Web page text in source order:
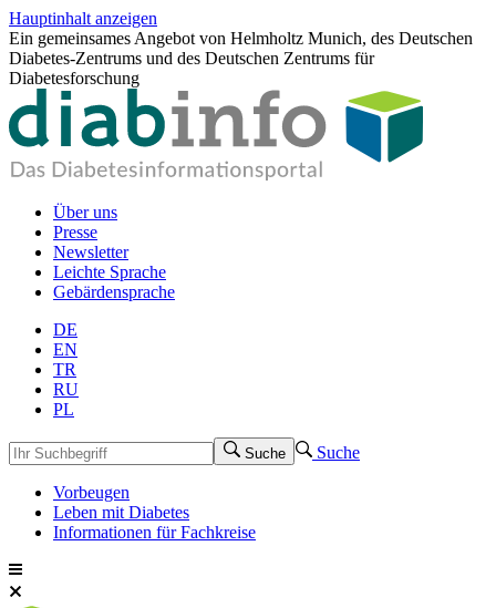
Hauptinhalt anzeigen
Ein gemeinsames Angebot von Helmholtz Munich, des Deutschen
Diabetes-Zentrums und des Deutschen Zentrums für
Diabetesforschung
Über uns
Presse
Newsletter
Leichte Sprache
Gebärdensprache
DE
EN
TR
RU
PL
Suche Suche
Vorbeugen
Leben mit Diabetes
Informationen für Fachkreise